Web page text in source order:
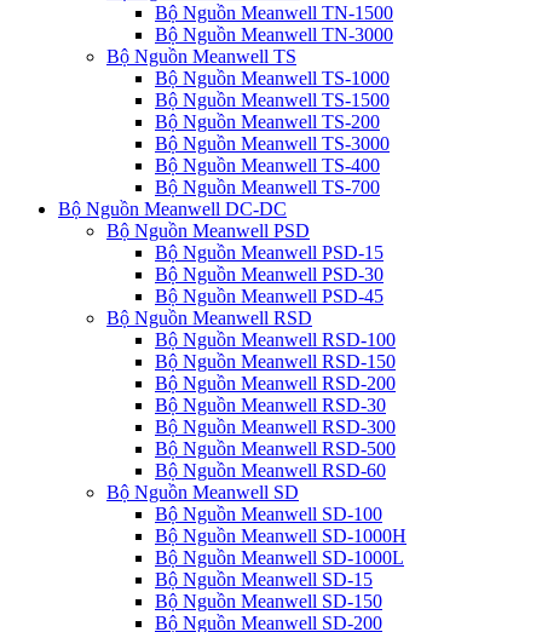
Bộ Nguồn Meanwell TN-1500
Bộ Nguồn Meanwell TN-3000
Bộ Nguồn Meanwell TS
Bộ Nguồn Meanwell TS-1000
Bộ Nguồn Meanwell TS-1500
Bộ Nguồn Meanwell TS-200
Bộ Nguồn Meanwell TS-3000
Bộ Nguồn Meanwell TS-400
Bộ Nguồn Meanwell TS-700
Bộ Nguồn Meanwell DC-DC
Bộ Nguồn Meanwell PSD
Bộ Nguồn Meanwell PSD-15
Bộ Nguồn Meanwell PSD-30
Bộ Nguồn Meanwell PSD-45
Bộ Nguồn Meanwell RSD
Bộ Nguồn Meanwell RSD-100
Bộ Nguồn Meanwell RSD-150
Bộ Nguồn Meanwell RSD-200
Bộ Nguồn Meanwell RSD-30
Bộ Nguồn Meanwell RSD-300
Bộ Nguồn Meanwell RSD-500
Bộ Nguồn Meanwell RSD-60
Bộ Nguồn Meanwell SD
Bộ Nguồn Meanwell SD-100
Bộ Nguồn Meanwell SD-1000H
Bộ Nguồn Meanwell SD-1000L
Bộ Nguồn Meanwell SD-15
Bộ Nguồn Meanwell SD-150
Bộ Nguồn Meanwell SD-200